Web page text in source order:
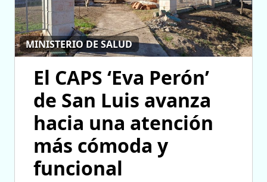
MINISTERIO DE SALUD
El CAPS ‘Eva Perón’
de San Luis avanza
hacia una atención
más cómoda y
funcional